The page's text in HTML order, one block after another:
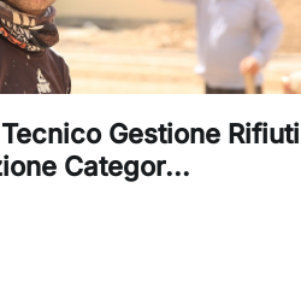
Gestione
Categor...